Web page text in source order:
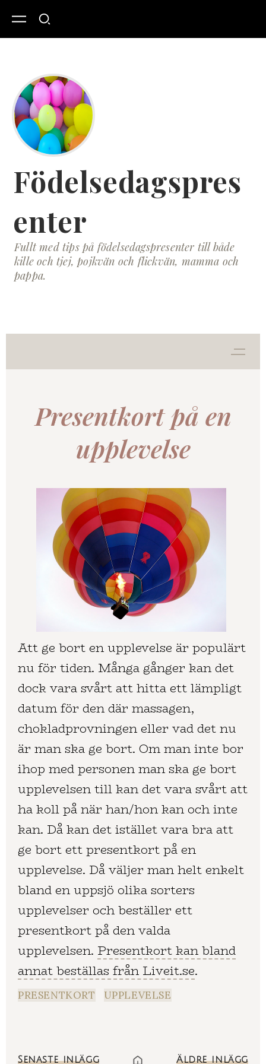
Födelsedagspres
enter
Fullt med tips på födelsedagspresenter till både
kille och tjej, pojkvän och flickvän, mamma och
pappa.
Presentkort på en
upplevelse
Att ge bort en upplevelse är populärt
nu för tiden. Många gånger kan det
dock vara svårt att hitta ett lämpligt
datum för den där massagen,
chokladprovningen eller vad det nu
är man ska ge bort. Om man inte bor
ihop med personen man ska ge bort
upplevelsen till kan det vara svårt att
ha koll på när han/hon kan och inte
kan. Då kan det istället vara bra att
ge bort ett presentkort på en
upplevelse. Då väljer man helt enkelt
bland en uppsjö olika sorters
upplevelser och beställer ett
presentkort på den valda
upplevelsen. Presentkort kan bland
annat beställas från Liveit.se.
PRESENTKORT UPPLEVELSE
Senaste inlägg Äldre inlägg